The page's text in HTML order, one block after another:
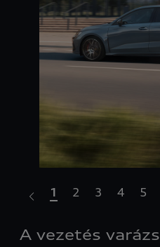
A vezetés
1 2 3 4 5